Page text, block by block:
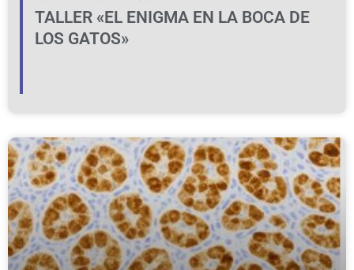
TALLER «EL ENIGMA EN LA BOCA DE
LOS GATOS»